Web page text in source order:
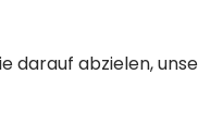
darauf abzielen,